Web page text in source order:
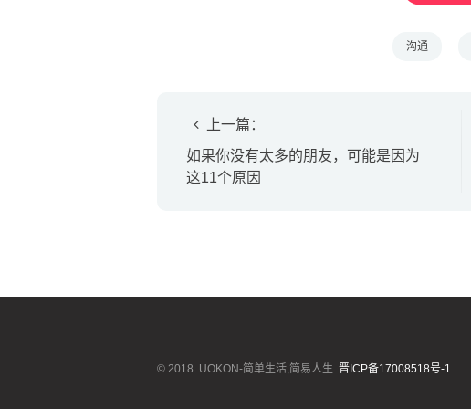
沟通
上一篇：
如果你没有太多的朋友，可能是因为
这11个原因
© 2018 UOKON-简单生活,简易人生 晋ICP备17008518号-1